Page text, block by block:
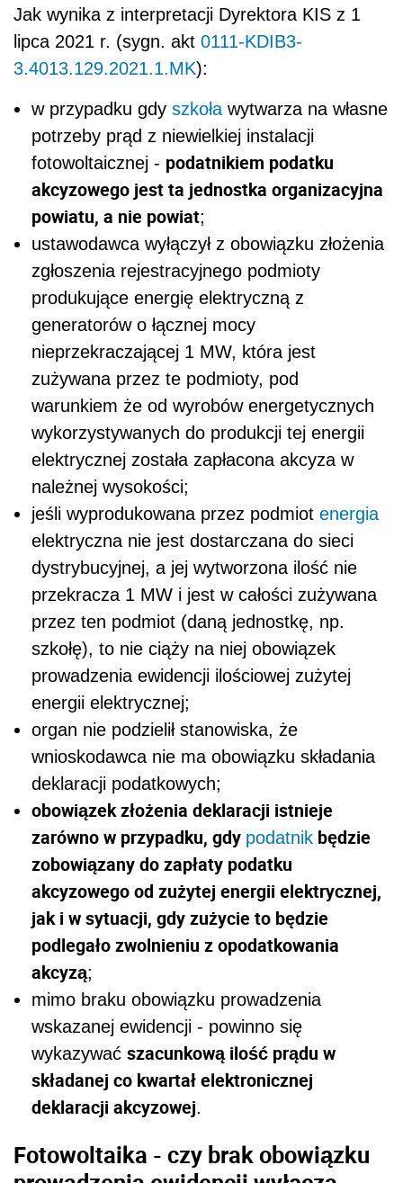
Jak wynika z interpretacji Dyrektora KIS z 1
lipca 2021 r. (sygn. akt 0111-KDIB3-
3.4013.129.2021.1.MK):
w przypadku gdy szkoła wytwarza na własne
potrzeby prąd z niewielkiej instalacji
fotowoltaicznej - podatnikiem podatku
akcyzowego jest ta jednostka organizacyjna
powiatu, a nie powiat;
ustawodawca wyłączył z obowiązku złożenia
zgłoszenia rejestracyjnego podmioty
produkujące energię elektryczną z
generatorów o łącznej mocy
nieprzekraczającej 1 MW, która jest
zużywana przez te podmioty, pod
warunkiem że od wyrobów energetycznych
wykorzystywanych do produkcji tej energii
elektrycznej została zapłacona akcyza w
należnej wysokości;
jeśli wyprodukowana przez podmiot energia
elektryczna nie jest dostarczana do sieci
dystrybucyjnej, a jej wytworzona ilość nie
przekracza 1 MW i jest w całości zużywana
przez ten podmiot (daną jednostkę, np.
szkołę), to nie ciąży na niej obowiązek
prowadzenia ewidencji ilościowej zużytej
energii elektrycznej;
organ nie podzielił stanowiska, że
wnioskodawca nie ma obowiązku składania
deklaracji podatkowych;
obowiązek złożenia deklaracji istnieje
zarówno w przypadku, gdy podatnik będzie
zobowiązany do zapłaty podatku
akcyzowego od zużytej energii elektrycznej,
jak i w sytuacji, gdy zużycie to będzie
podlegało zwolnieniu z opodatkowania
akcyzą;
mimo braku obowiązku prowadzenia
wskazanej ewidencji - powinno się
wykazywać szacunkową ilość prądu w
składanej co kwartał elektronicznej
deklaracji akcyzowej.
Fotowoltaika - czy brak obowiązku